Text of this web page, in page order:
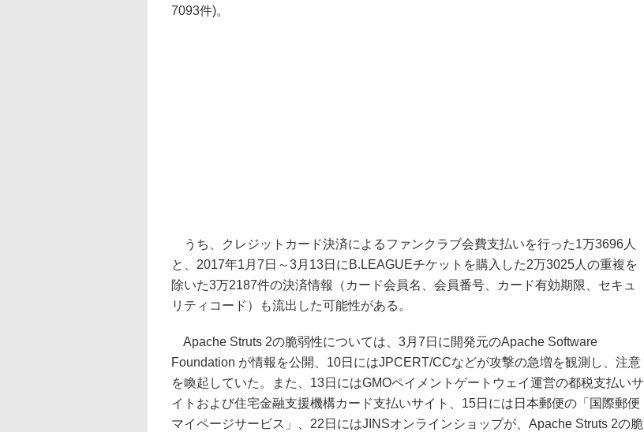
7093件)。
うち、クレジットカード決済によるファンクラブ会費支払いを行った1万3696人
と、2017年1月7日～3月13日にB.LEAGUEチケットを購入した2万3025人の重複を
除いた3万2187件の決済情報（カード会員名、会員番号、カード有効期限、セキュ
リティコード）も流出した可能性がある。
Apache Struts 2の脆弱性については、3月7日に開発元のApache Software
Foundation が情報を公開、10日にはJPCERT/CCなどが攻撃の急増を観測し、注意
を喚起していた。また、13日にはGMOペイメントゲートウェイ運営の都税支払いサ
イトおよび住宅金融支援機構カード支払いサイト、15日には日本郵便の「国際郵便
マイページサービス」、22日にはJINSオンラインショップが、Apache Struts 2の脆